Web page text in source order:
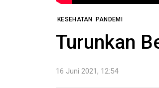
KESEHATAN PANDEMI
Turunkan
16 Juni 2021, 12:54